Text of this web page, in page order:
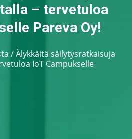
– tervetuloa
Pareva Oy!
/Älykkäitä säilytysratkaisuja
IoT Campukselle